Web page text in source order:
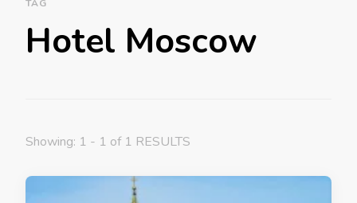
TAG
Hotel Moscow
Showing: 1 - 1 of 1 RESULTS